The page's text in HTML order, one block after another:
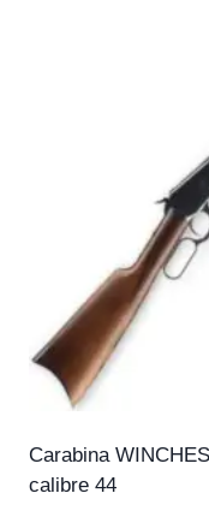
Carabina
calibre 44